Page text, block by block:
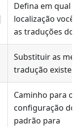
Defina em qual
localização você
as traduções dos
Substituir as
tradução
Caminho para o
configuração do
padrão para